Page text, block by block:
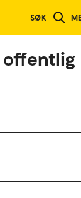
SØK
offentlig